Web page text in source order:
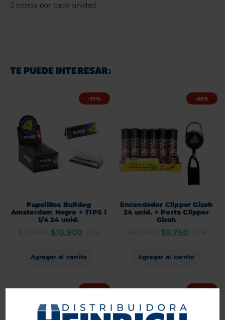
3 conos por cada unidad
TE PUEDE INTERESAR:
-17%
Papelillos Bulldog
Amsterdam Negro + TIPS 1
1/4 24 unid.
$10.900 +IVA
Agregar al carrito
-25%
Encendedor Clipper Gizeh
24 unid. + Porta Clipper
Gizeh
$9.750 +IVA
Agregar al carrito
-30% -32%